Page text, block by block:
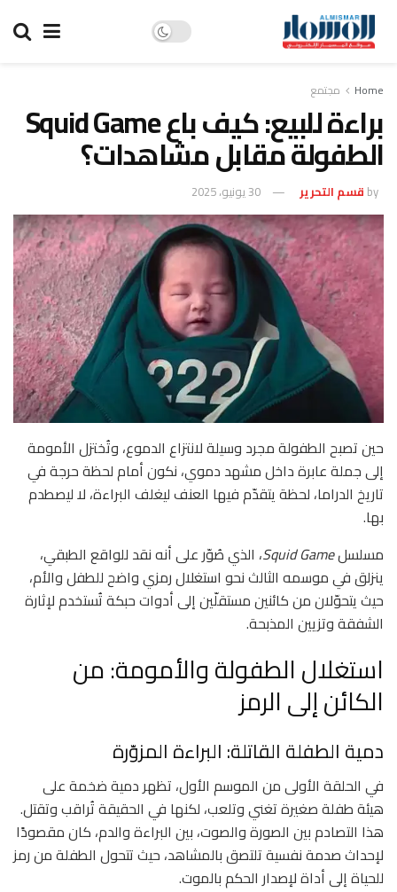
Home مجتمع
براءة للبيع: كيف باع Squid Game
الطفولة مقابل مشاهدات؟
by قسم التحرير 30 يونيو، 2025
حين تصبح الطفولة مجرد وسيلة لانتزاع الدموع، وتُختزل الأمومة
إلى جملة عابرة داخل مشهد دموي، نكون أمام لحظة حرجة في
تاريخ الدراما، لحظة يتقدّم فيها العنف ليغلف البراءة، لا ليصطدم
بها.
مسلسلSquid Game، الذي صُوّر على أنه نقد للواقع الطبقي،
ينزلق في موسمه الثالث نحو استغلال رمزي واضح للطفل والأم،
حيث يتحوّلان من كائنين مستقلّين إلى أدوات حبكة تُستخدم لإثارة
الشفقة وتزيين المذبحة.
استغلال الطفولة والأمومة: من
الكائن إلى الرمز
دمية الطفلة القاتلة: البراءة المزوّرة
في الحلقة الأولى من الموسم الأول، تظهر دمية ضخمة على
هيئة طفلة صغيرة تغني وتلعب، لكنها في الحقيقة تُراقب وتقتل.
هذا التصادم بين الصورة والصوت، بين البراءة والدم، كان مقصودًا
لإحداث صدمة نفسية تلتصق بالمشاهد، حيث تتحول الطفلة من رمز
للحياة إلى أداة لإصدار الحكم بالموت.